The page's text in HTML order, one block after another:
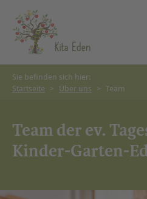
Sie befinden sich hier:
Startseite > Über uns > Team
Team der ev.
Kinder-Garten-
Gruppenformen &
Öffnungs- & Schließzeiten
Verpflegung
Anmeldung
Unser Konzept
Glaube & Kita
Team
Termine
Räumlichkeiten
Kita-Leben
Infoportal
Karriereportal
Newsportal